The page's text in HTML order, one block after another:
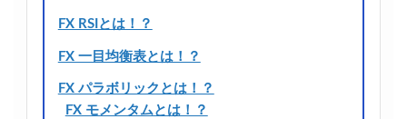
FX RSIとは！？
FX 一目均衡表とは！？
FX パラボリックとは！？
FX モメンタムとは！？